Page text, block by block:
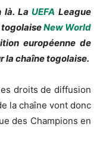
là. LaUEFA League
New World
européenne de
la chaîne togolaise.
droits de diffusion
la chaîne vont donc
des Champions en